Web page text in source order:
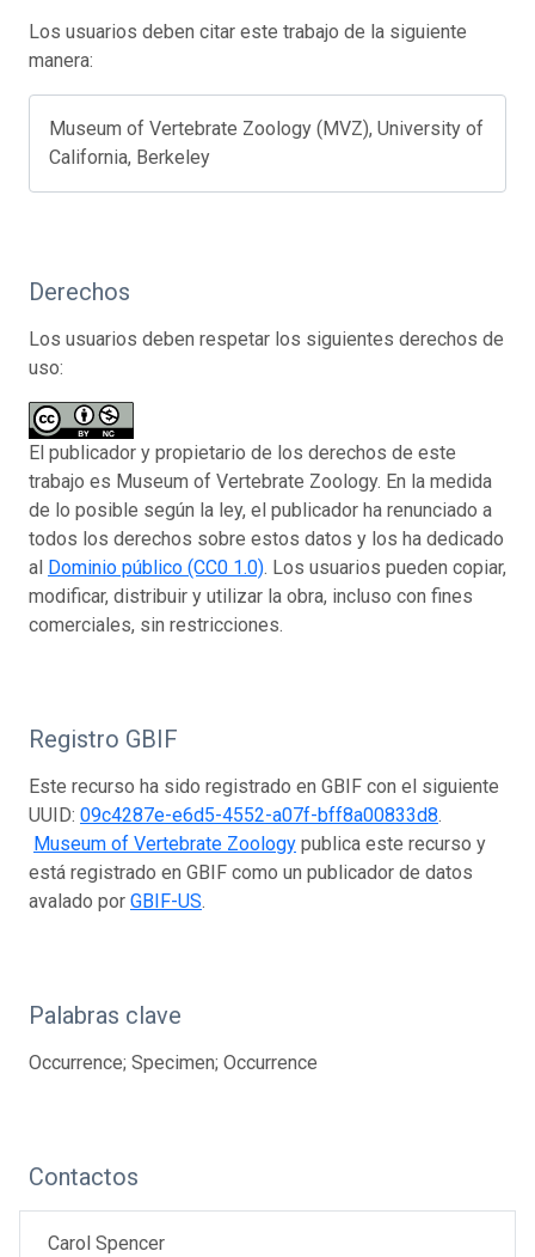
Los usuarios deben citar este trabajo de la siguiente
manera:
Museum of Vertebrate Zoology (MVZ), University of
California, Berkeley
Derechos
Los usuarios deben respetar los siguientes derechos de
uso:
El publicador y propietario de los derechos de este
trabajo es Museum of Vertebrate Zoology. En la medida
de lo posible según la ley, el publicador ha renunciado a
todos los derechos sobre estos datos y los ha dedicado
al Dominio público (CC0 1.0). Los usuarios pueden copiar,
modificar, distribuir y utilizar la obra, incluso con fines
comerciales, sin restricciones.
Registro GBIF
Este recurso ha sido registrado en GBIF con el siguiente
UUID: 09c4287e-e6d5-4552-a07f-bff8a00833d8.
Museum of Vertebrate Zoology publica este recurso y
está registrado en GBIF como un publicador de datos
avalado por GBIF-US.
Palabras clave
Occurrence; Specimen; Occurrence
Contactos
Carol Spencer